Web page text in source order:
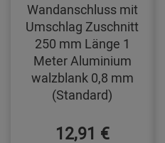
Wandanschluss mit
Umschlag Zuschnitt
250 mm Länge 1
Meter Aluminium
walzblank 0,8 mm
(Standard)
12,91 €